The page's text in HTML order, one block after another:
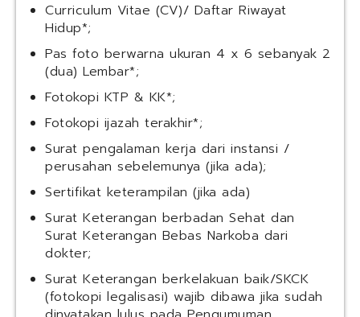
Curriculum Vitae (CV)/ Daftar Riwayat
Hidup*;
Pas foto berwarna ukuran 4 x 6 sebanyak 2
(dua) Lembar*;
Fotokopi KTP & KK*;
Fotokopi ijazah terakhir*;
Surat pengalaman kerja dari instansi /
perusahan sebelemunya (jika ada);
Sertifikat keterampilan (jika ada)
Surat Keterangan berbadan Sehat dan
Surat Keterangan Bebas Narkoba dari
dokter;
Surat Keterangan berkelakuan baik/SKCK
(fotokopi legalisasi) wajib dibawa jika sudah